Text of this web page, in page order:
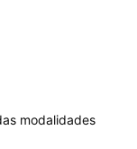
modalidades